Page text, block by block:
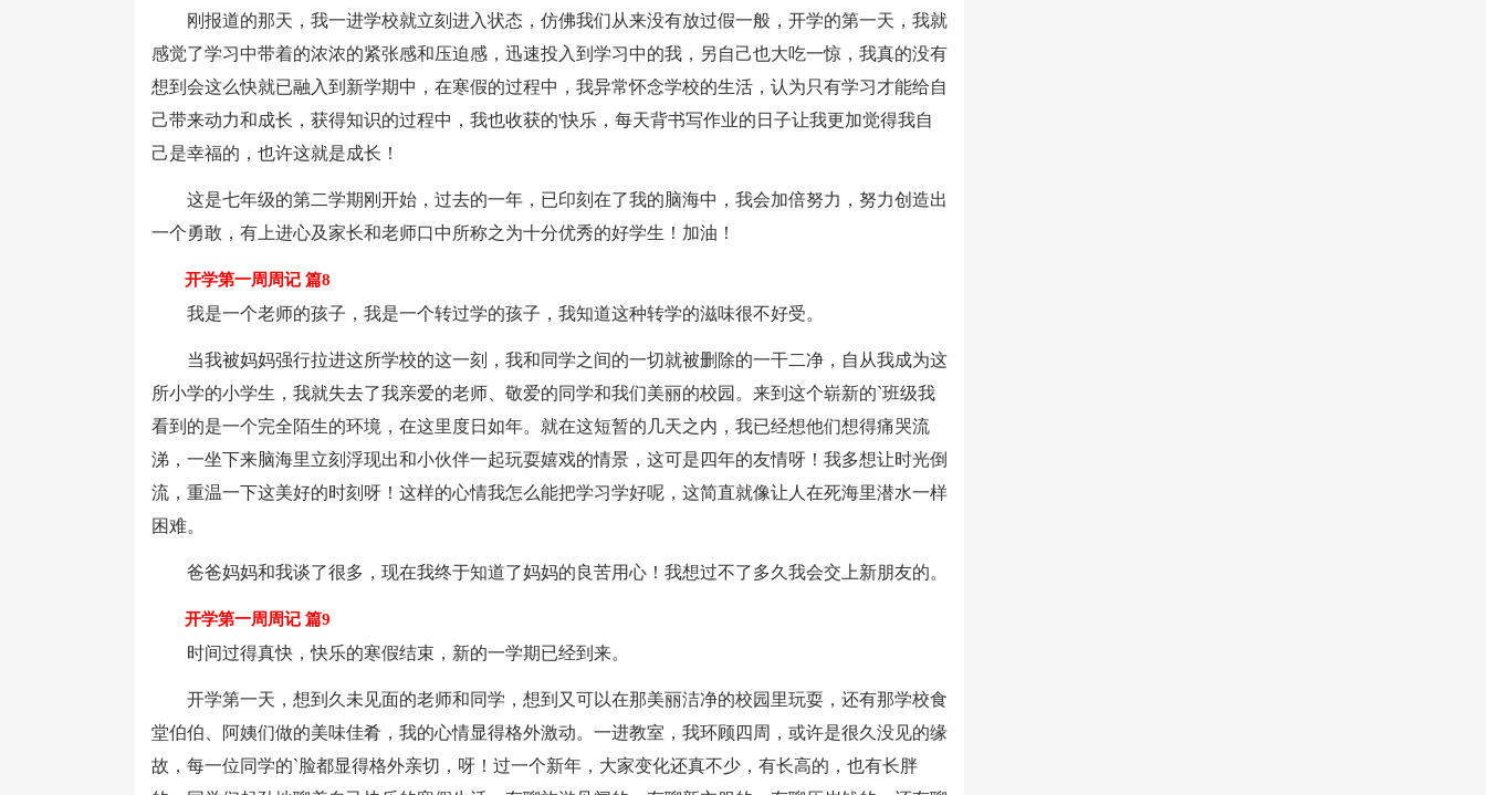
刚报道的那天，我一进学校就立刻进入状态，仿佛我们从来没有放过假一般，开学的第一天，我就
感觉了学习中带着的浓浓的紧张感和压迫感，迅速投入到学习中的我，另自己也大吃一惊，我真的没有
想到会这么快就已融入到新学期中，在寒假的过程中，我异常怀念学校的生活，认为只有学习才能给自
己带来动力和成长，获得知识的过程中，我也收获的'快乐，每天背书写作业的日子让我更加觉得我自
己是幸福的，也许这就是成长！
这是七年级的第二学期刚开始，过去的一年，已印刻在了我的脑海中，我会加倍努力，努力创造出
一个勇敢，有上进心及家长和老师口中所称之为十分优秀的好学生！加油！
开学第一周周记 篇8
我是一个老师的孩子，我是一个转过学的孩子，我知道这种转学的滋味很不好受。
当我被妈妈强行拉进这所学校的这一刻，我和同学之间的一切就被删除的一干二净，自从我成为这
所小学的小学生，我就失去了我亲爱的老师、敬爱的同学和我们美丽的校园。来到这个崭新的`班级我
看到的是一个完全陌生的环境，在这里度日如年。就在这短暂的几天之内，我已经想他们想得痛哭流
涕，一坐下来脑海里立刻浮现出和小伙伴一起玩耍嬉戏的情景，这可是四年的友情呀！我多想让时光倒
流，重温一下这美好的时刻呀！这样的心情我怎么能把学习学好呢，这简直就像让人在死海里潜水一样
困难。
爸爸妈妈和我谈了很多，现在我终于知道了妈妈的良苦用心！我想过不了多久我会交上新朋友的。
开学第一周周记 篇9
时间过得真快，快乐的寒假结束，新的一学期已经到来。
开学第一天，想到久未见面的老师和同学，想到又可以在那美丽洁净的校园里玩耍，还有那学校食
堂伯伯、阿姨们做的美味佳肴，我的心情显得格外激动。一进教室，我环顾四周，或许是很久没见的缘
故，每一位同学的`脸都显得格外亲切，呀！过一个新年，大家变化还真不少，有长高的，也有长胖